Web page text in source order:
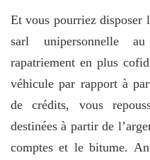
Et vous pourriez disposer
sarl unipersonnelle
rapatriement en plus
véhicule par rapport à
de crédits, vous
destinées à partir de
comptes et le bitume.